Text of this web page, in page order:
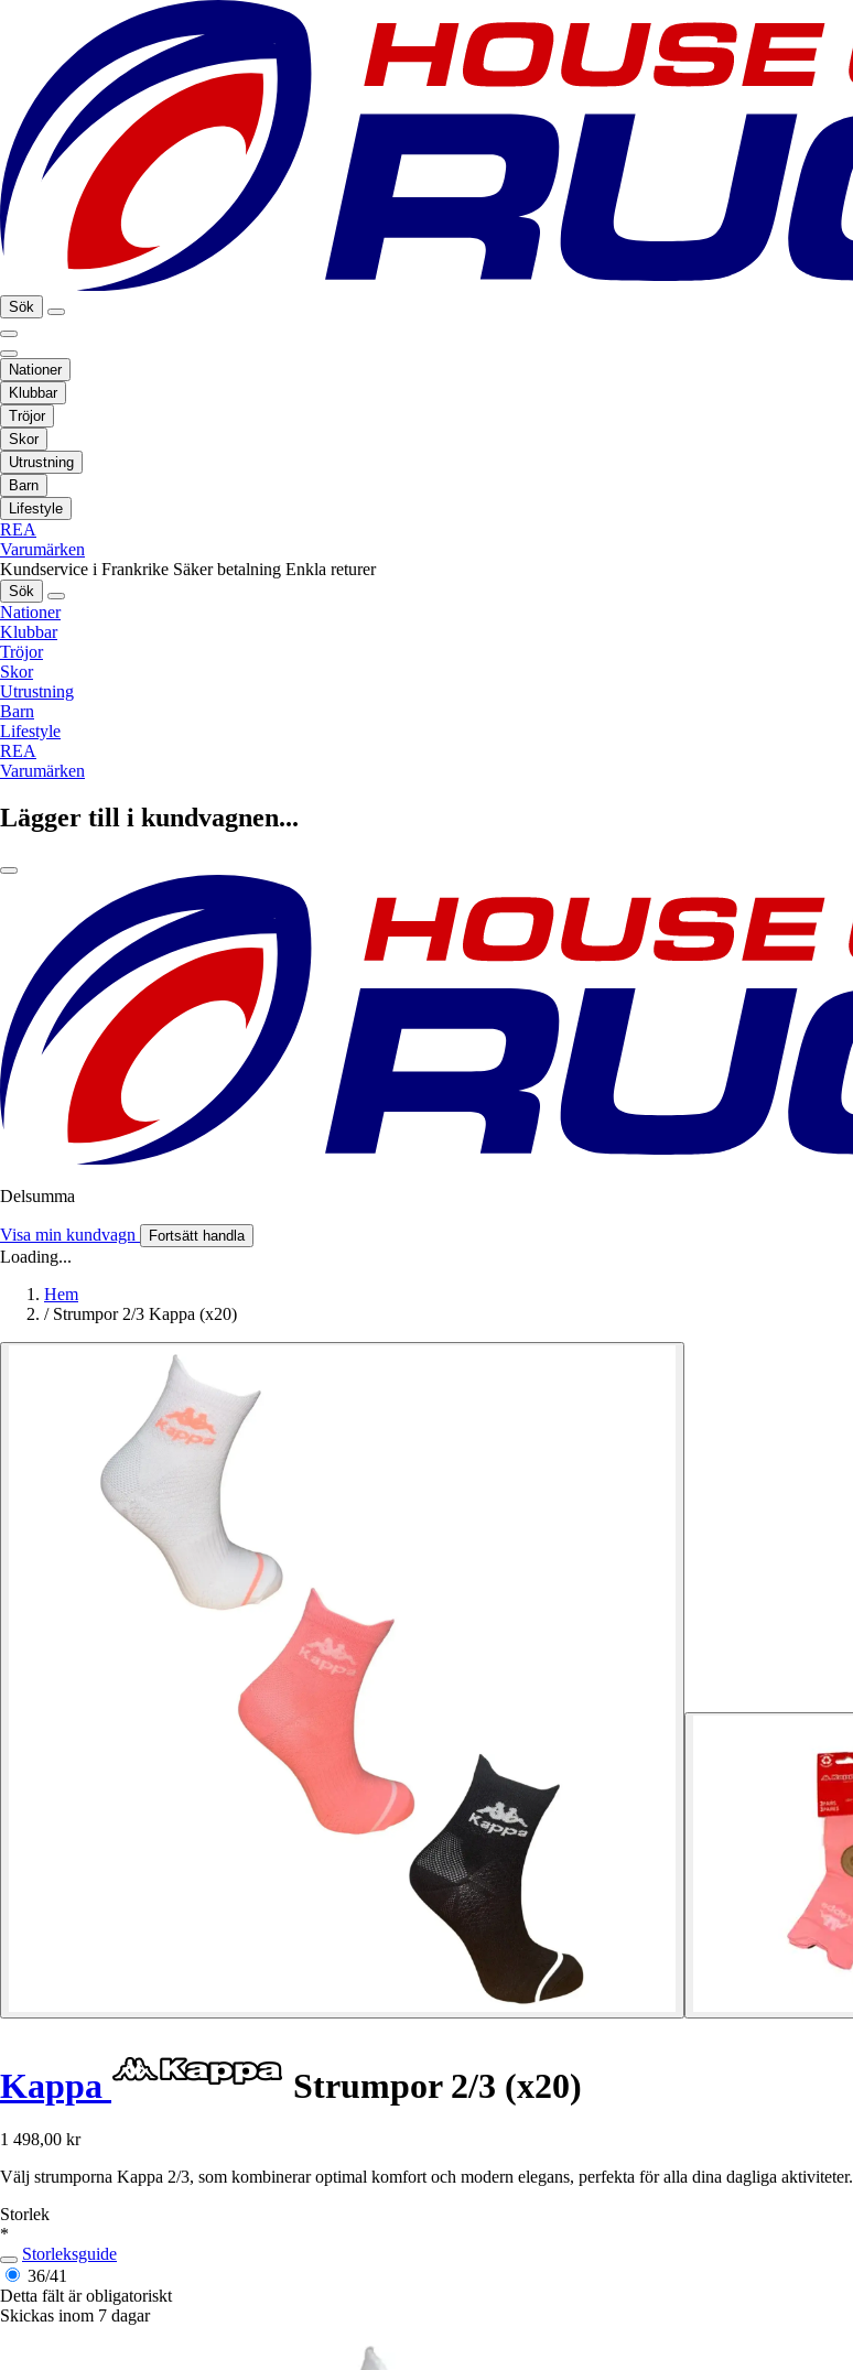
Sök
Nationer
Klubbar
Tröjor
Skor
Utrustning
Barn
Lifestyle
REA
Varumärken
Kundservice i Frankrike Säker betalning Enkla returer
Sök
Nationer
Klubbar
Tröjor
Skor
Utrustning
Barn
Lifestyle
REA
Varumärken
Lägger till i kundvagnen...
Delsumma
Visa min kundvagn Fortsätt handla
Loading...
Hem
/ Strumpor 2/3 Kappa (x20)
Kappa Strumpor 2/3 (x20)
1 498,00 kr
Välj strumporna Kappa 2/3, som kombinerar optimal komfort och modern elegans, perfekta för alla dina dagliga aktiviteter.
Storlek
*
Storleksguide
36/41
Detta fält är obligatoriskt
Skickas inom 7 dagar